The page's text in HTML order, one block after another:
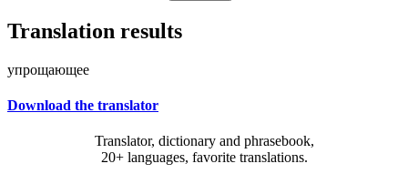
Translation results
упрощающее
Download the translator
Translator, dictionary and phrasebook,
20+ languages, favorite translations.